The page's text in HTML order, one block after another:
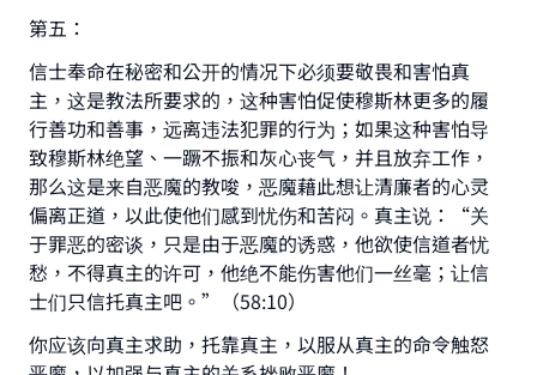
第五：
信士奉命在秘密和公开的情况下必须要敬畏和害怕真
主，这是教法所要求的，这种害怕促使穆斯林更多的履
行善功和善事，远离违法犯罪的行为；如果这种害怕导
致穆斯林绝望、一蹶不振和灰心丧气，并且放弃工作，
那么这是来自恶魔的教唆，恶魔藉此想让清廉者的心灵
偏离正道，以此使他们感到忧伤和苦闷。真主说：“关
于罪恶的密谈，只是由于恶魔的诱惑，他欲使信道者忧
愁，不得真主的许可，他绝不能伤害他们一丝毫；让信
士们只信托真主吧。”（58:10）
你应该向真主求助，托靠真主，以服从真主的命令触怒